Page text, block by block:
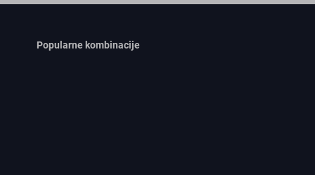
Popularne kombinacije